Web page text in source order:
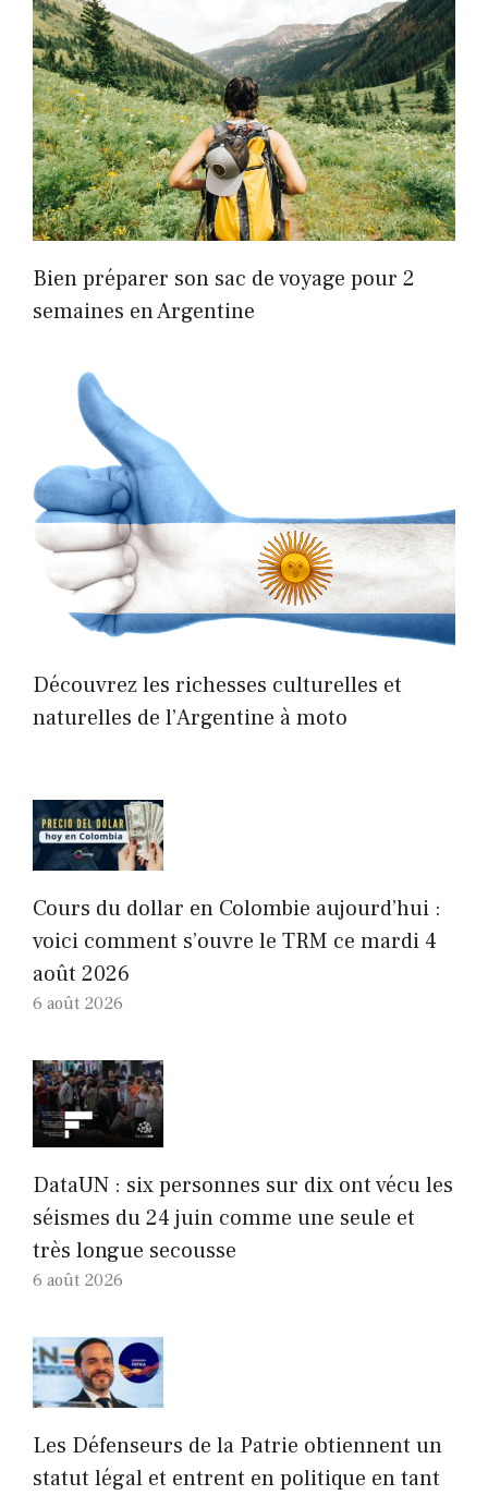
Bien préparer son sac de voyage pour 2
semaines en Argentine
Découvrez les richesses culturelles et
naturelles de l’Argentine à moto
Cours du dollar en Colombie aujourd’hui :
voici comment s’ouvre le TRM ce mardi 4
août 2026
6 août 2026
DataUN : six personnes sur dix ont vécu les
séismes du 24 juin comme une seule et
très longue secousse
6 août 2026
Les Défenseurs de la Patrie obtiennent un
statut légal et entrent en politique en tant